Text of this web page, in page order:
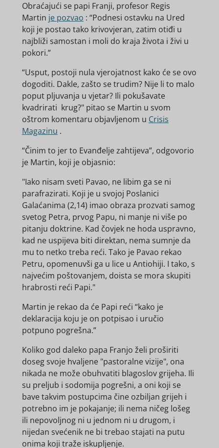
Obraćajući se papi Franji, profesor Regis
Martin je pozvao : “Podnesi ostavku na Ured
koji je postao tako krivovjeran, zatim otiđi u
najbliži samostan i moli do kraja života i živi u
pokori.”
“Usput, postoji nula vjerojatnost kako će se ovo
dogoditi. Dakle, zašto se trudim? Nije li to malo
poput pljuvanja u vjetar? Ili pokušavate
kvadrirati krug?" pitao se Martin u svom
oštrom komentaru objavljenom u Crisis
Magazinu .
“Činim to jer to Evanđelje zahtijeva”, odgovorio
je Martin, koji je objasnio:
"Iako nisam sveti Pavao, ne libim ga se ni
parafrazirati. Koji je u svojoj Poslanici
Galaćanima (2,14) imao obraza prozvati samog
svetog Petra, prvog Papu, ni manje ni više po
pitanju doktrine. Kad čovjek ne hoda uspravno,
kad ne uspijeva biti direktan, nema sumnje da
mu to netko treba reći. Tako je Pavao rekao
Petru, opomenuvši ga u lice u Antiohiji. I tako, s
najvećim poštovanjem, doista se mora skupiti
hrabrosti reći Papi."
Martin je rekao da će Papi reći “kako je
deklaracija koju je on potpisao i uručio
potpuno pogrešna.”
Koliko god daleko papa Franjo želi proširiti
doseg svoje hvaljene "pastoralne vizije", ona
nikada ne može obuhvatiti blagoslov grijeha. Ili
su preljub i sodomija pogrešni, a oni koji se
bave takvim postupcima čine ozbiljan grijeh i
potrebno im je pokajanje; ili nema ničeg lošeg
ili nepovoljnog ni u jednom ni u drugom, i
nijedan svećenik ne bi trebao stajati na putu
onima koji traže iskupljenje.